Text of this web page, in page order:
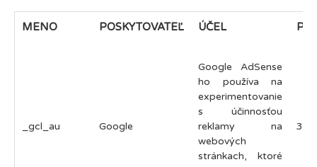
MENO POSKYTOVATEĽ ÚČEL
_gcl_au Google
Google AdSense
ho používa na
experimentovanie
s účinnosťou
reklamy na
webových
stránkach, ktoré
3